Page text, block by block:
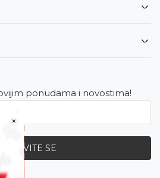
×
ponudama i novostima!
PRIJAVITE SE